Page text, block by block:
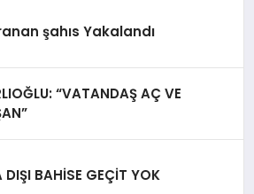
şahıs Yakalandı
“VATANDAŞ AÇ VE
DIŞI BAHİSE GEÇİT YOK